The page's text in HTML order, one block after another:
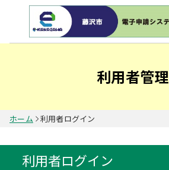
利用者管理
ホーム 利用者ログイン
利用者ログイン